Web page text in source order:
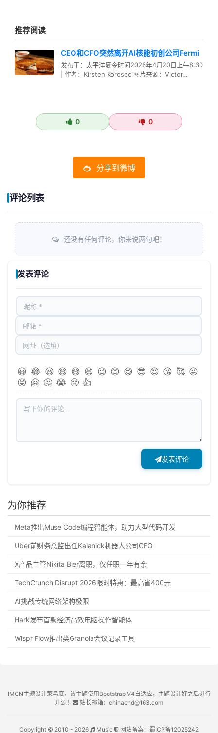
推荐阅读
CEO和CFO突然离开AI核能初创公司Fermi
发布于：太平洋夏令时间2026年4月20日上午8:30
| 作者：Kirsten Korosec 图片来源：Victor…
0 0
分享到微博
评论列表
还没有任何评论，你来说两句吧！
发表评论
😀 😂 😃 😄 😅 😆 😉 😊 😋 😎 😍 😘 🥰 😜
😝 🤗 🤔 😭 😤 👍
发表评论
为你推荐
Meta推出Muse Code编程智能体，助力大型代码开发
Uber前财务总监出任Kalanick机器人公司CFO
X产品主管Nikita Bier离职，仅任职一年有余
TechCrunch Disrupt 2026限时特惠：最高省400元
AI挑战传统网络架构极限
Hark发布首款经济高效电脑操作智能体
Wispr Flow推出类Granola会议记录工具
IMCN主题设计菜鸟度，该主题使用Bootstrap V4自适应，主题设计好之后进行
开源！
站长邮箱：chinacnd@163.com
Copyright © 2010 - 2026 Music 网站备案： 蜀ICP备12025242